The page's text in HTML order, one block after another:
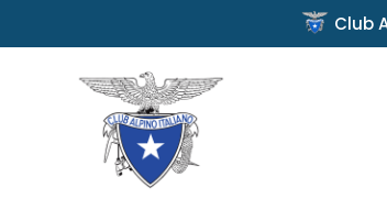
Club